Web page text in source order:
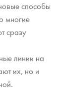
способы
многие
сразу
линии на
их, но и